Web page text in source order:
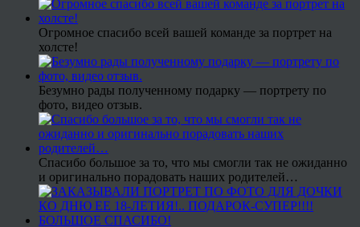
Огромное спасибо всей вашей команде за портрет на
холсте!
Безумно рады полученному подарку — портрету по
фото, видео отзыв.
Спасибо большое за то, что мы смогли так не ожиданно
и оригинально порадовать наших родителей…